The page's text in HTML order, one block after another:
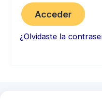
Acceder
¿Olvidaste la